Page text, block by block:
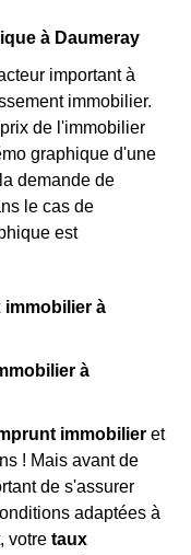
à Daumeray
important à
immobilier.
de l'immobilier
graphique d'une
demande de
le cas de
est
immobilier à
à
immobilier et
! Mais avant de
de s'assurer
adaptées à
votre taux